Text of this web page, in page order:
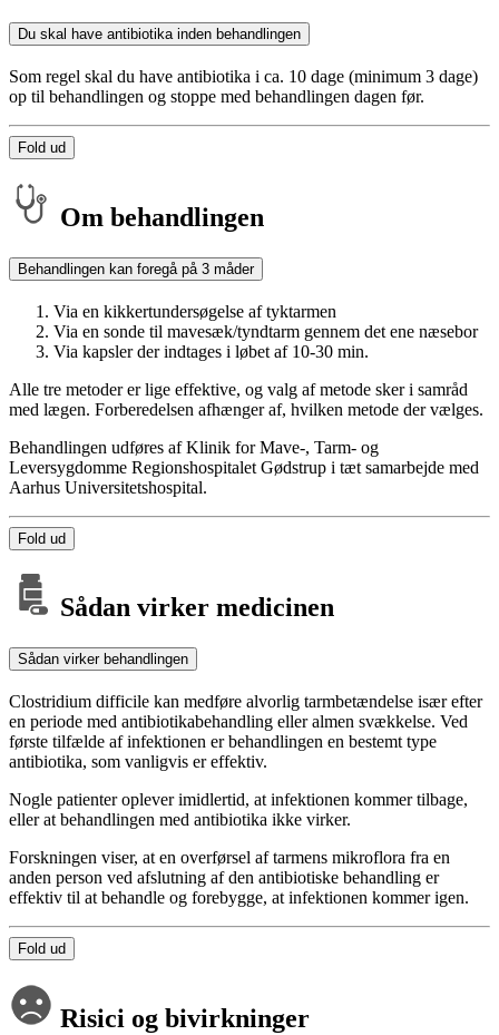
Du skal have antibiotika inden behandlingen
Som regel skal du have antibiotika i ca. 10 dage (minimum 3 dage)
op til behandlingen og stoppe med behandlingen dagen før.
Fold ud
Om behandlingen
Behandlingen kan foregå på 3 måder
Via en kikkertundersøgelse af tyktarmen
Via en sonde til mavesæk/tyndtarm gennem det ene næsebor
Via kapsler der indtages i løbet af 10-30 min.
Alle tre metoder er lige effektive, og valg af metode sker i samråd
med lægen. Forberedelsen afhænger af, hvilken metode der vælges.
Behandlingen udføres af Klinik for Mave-, Tarm- og
Leversygdomme Regionshospitalet Gødstrup i tæt samarbejde med
Aarhus Universitetshospital.
Fold ud
Sådan virker medicinen
Sådan virker behandlingen
Clostridium difficile kan medføre alvorlig tarmbetændelse især efter
en periode med antibiotikabehandling eller almen svækkelse. Ved
første tilfælde af infektionen er behandlingen en bestemt type
antibiotika, som vanligvis er effektiv.
Nogle patienter oplever imidlertid, at infektionen kommer tilbage,
eller at behandlingen med antibiotika ikke virker.
Forskningen viser, at en overførsel af tarmens mikroflora fra en
anden person ved afslutning af den antibiotiske behandling er
effektiv til at behandle og forebygge, at infektionen kommer igen.
Fold ud
Risici og bivirkninger